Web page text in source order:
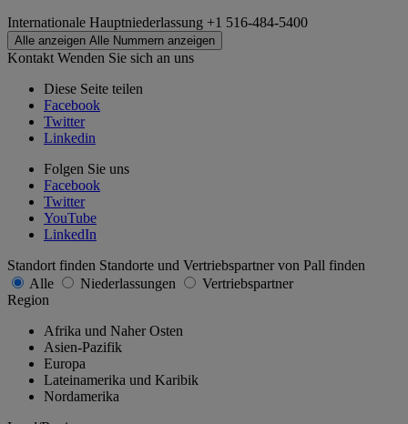
Internationale Hauptniederlassung +1 516-484-5400
Alle anzeigen Alle Nummern anzeigen
Kontakt Wenden Sie sich an uns
Diese Seite teilen
Facebook
Twitter
Linkedin
Folgen Sie uns
Facebook
Twitter
YouTube
LinkedIn
Standort finden Standorte und Vertriebspartner von Pall finden
Alle
Niederlassungen
Vertriebspartner
Region
Afrika und Naher Osten
Asien-Pazifik
Europa
Lateinamerika und Karibik
Nordamerika